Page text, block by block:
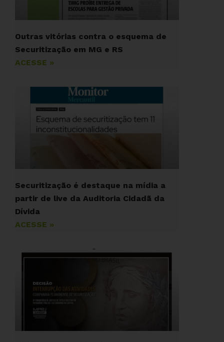
Outras vitórias contra o esquema de
Securitização em MG e RS
ACESSE »
Securitização é destaque na mídia a
partir de live da Auditoria Cidadã da
Dívida
ACESSE »